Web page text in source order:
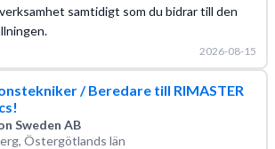
samtidigt som du bidrar till den
2026-08-15
/ Beredare till RIMASTER
Sweden AB
Östergötlands län